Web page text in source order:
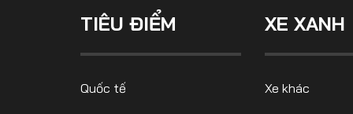
FOLLOW US
TIÊU ĐIỂM
Quốc tế
XE XANH
Xe khác